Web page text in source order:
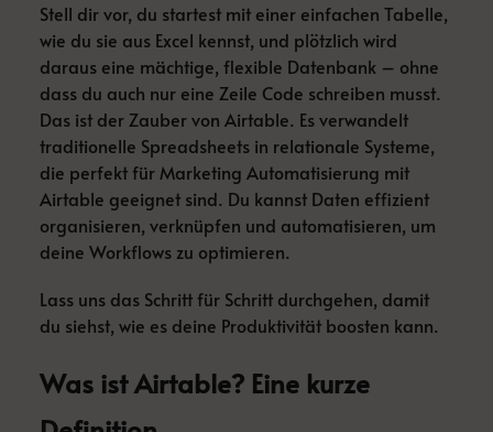
Stell dir vor, du startest mit einer einfachen Tabelle,
wie du sie aus Excel kennst, und plötzlich wird
daraus eine mächtige, flexible Datenbank – ohne
dass du auch nur eine Zeile Code schreiben musst.
Das ist der Zauber von Airtable. Es verwandelt
traditionelle Spreadsheets in relationale Systeme,
die perfekt für Marketing Automatisierung mit
Airtable geeignet sind. Du kannst Daten effizient
organisieren, verknüpfen und automatisieren, um
deine Workflows zu optimieren.
Lass uns das Schritt für Schritt durchgehen, damit
du siehst, wie es deine Produktivität boosten kann.
Was ist Airtable? Eine kurze